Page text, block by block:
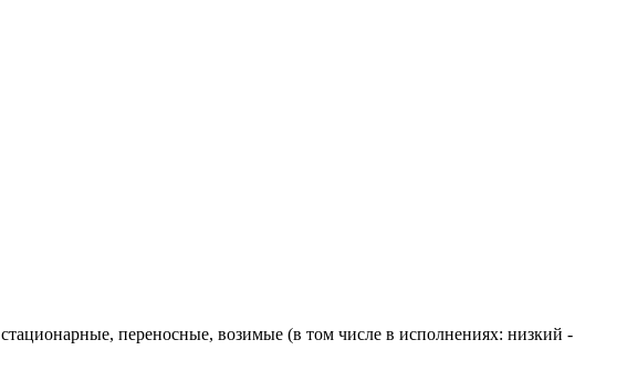
переносные, возимые (в том числе в исполнениях: низкий -